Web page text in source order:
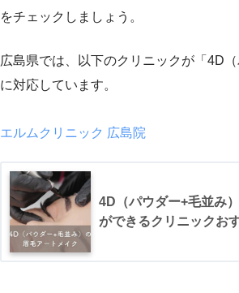
をチェックしましょう。
広島県では、以下のクリニックが「4D（
に対応しています。
エルムクリニック 広島院
4D（パウダー+毛並み
ができるクリニックお